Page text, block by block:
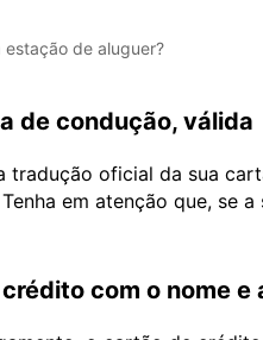
de aluguer?
de condução, válida
tradução oficial da sua
em atenção que, se
com o nome